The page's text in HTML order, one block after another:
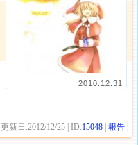
2010.12.31
| 更新日:2012/12/25 | ID:15048 |報告